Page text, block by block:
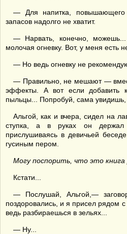
— Для напитка, повышающего
запасов надолго не хватит.
— Нарвать, конечно,
молочая огневку. Вот, у меня есть
— Но ведь огневку не
— Правильно, не мешают —
эффекты. А вот если добавить
пыльцы... Попробуй, сама увидишь,
Альгой, как и вчера, сидел на
ступка, а в руках он держал
прислушиваясь в девичьей
гусиным пером.
Могу поспорить, что это книга
Кстати...
— Послушай, Альгой,—
поздоровались, и я присел рядом
ведь разбираешься в зельях...
— Ну...